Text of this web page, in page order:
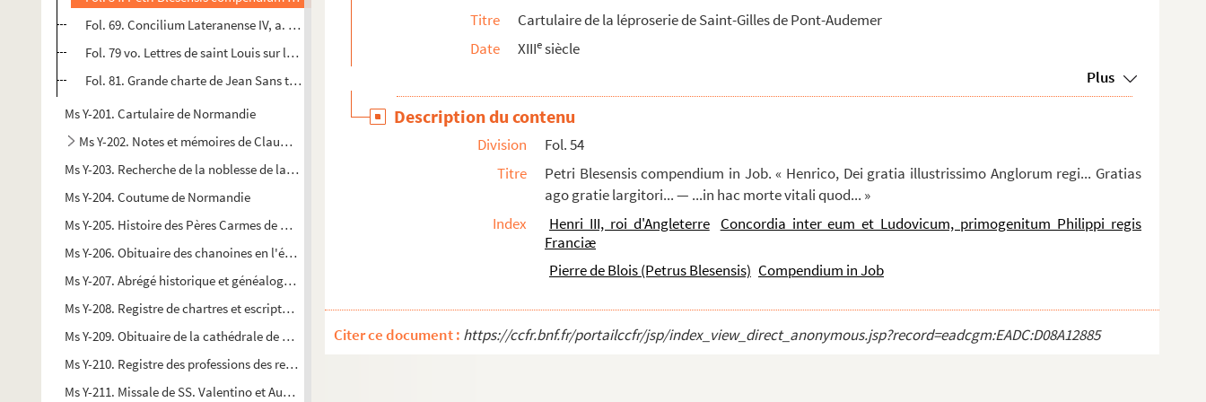
Fol. 69. Concilium Lateranense IV, a. 1215. « Firmiter credimus et simpliciter confitemur... »
Fol. 79 vo. Lettres de saint Louis sur les Juifs
Fol. 81. Grande charte de Jean Sans terre
Ms Y-201. Cartulaire de Normandie
Ms Y-202. Notes et mémoires de Claude Groulart, premier président au parlement de Rouen
Ms Y-203. Recherche de la noblesse de la généralité de Caen, par Chamillard, 1666-1670
Ms Y-204. Coutume de Normandie
Ms Y-205. Histoire des Pères Carmes de Roüen, recueillie par le R. P. M
Estienne Gueroult, docteur en théolo...
Ms Y-206. Obituaire des chanoines en l'église N.-D. de Rouan, pour maistre Marin Le Pigny, docteur en médecine...
Ms Y-207. Abrégé historique et généalogique des seigneurs et des dames d'Estrepagny depuis l'an 1100 jusqu'en ...
Ms Y-208. Registre de chartres et escriptures du prieuré de Marcoussis, fait par Domp Guillaume La Vieille, pr...
Ms Y-209. Obituaire de la cathédrale de Rouen
Ms Y-210. Registre des professions des religieuses Dominicaines Emmurées de Rouen, du 8 septembre 1692 au 8 av...
Ms Y-211. Missale de SS. Valentino et Austreberta. Missae votivae de S. Spiritu et S
Titre
Cartulaire de la léproserie de Saint-Gilles de Pont-Audemer
Date
XIIIesiècle
Plus
Description du contenu
Division
Fol. 54
Titre
Petri Blesensis compendium in Job. « Henrico, Dei gratia illustrissimo Anglorum regi... Gratias
ago gratie largitori... — ...in hac morte vitali quod... »
Index
Henri III, roi d'Angleterre
Concordia inter eum et Ludovicum, primogenitum Philippi regis
Franciæ
Pierre de Blois (Petrus Blesensis) Compendium in Job
Citer ce document : https://ccfr.bnf.fr/portailccfr/jsp/index_view_direct_anonymous.jsp?record=eadcgm:EADC:D08A12885